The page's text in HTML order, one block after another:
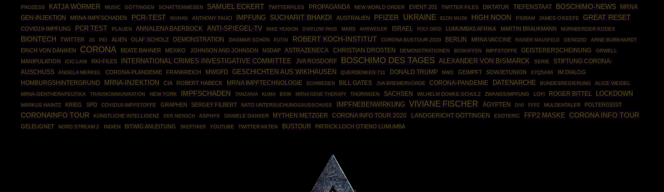
PROZESS
KATJA WÖRMER MUSIC GÖTTINGEN SCHATTENWESEN SAMUEL ECKERT TWITTERFILES PROPAGANDA NEW WORLD ORDER EVENT 201 TWITTER FILES DIKTATUR TIEFENSTAAT BOSCHIMO-NEWS
MRNA
GEN-INJEKTION
MRNA-IMPFSCHADEN PCR-TEST WUHAN ANTHONY FAUCI IMPFUNG SUCHARIT BHAKDI AUSTRALIEN PFIZER UKRAINE ELON MUSK HIGH NOON PSIRAM JAMES O'KEEFE GREAT RESET
COVID19-IMPFUNG PCR TEST PLAUEN ANNALENA BAERBOCK ANTI-SPIEGEL-TV MIKE YEADON DYATLOW PASS MARS AHRWEILER ISRAEL POLY GRID LUMUMBAS AFRIKA MARTIN BRAUKMANN NÜRNBERGER KODEX
BIONTECH TWITTER 2G PEI ALIEN OLAF SCHOLZ DEMONSTRATION DAGMAR SCHÖN PUTIN ROBERT KOCH-INSTITUT CORONA BUSTOUR 2020 BERLIN MRNA VACCINE RAINER MAUSFELD GENOZID ARNE BURKHARDT
ERICH VON DÄNIKEN CORONA BEATE BAHNER MEXIKO JOHNSON AND JOHNSON NSDAP ASTRAZENECA CHRISTIAN DROSTEN DEMONSTRATIONEN BIOWAFFEN IMPFSTOFFE GEISTERERSCHEINUNG ORWELL
MANIPULATION ICIC.LAW RKI-FILES INTERNATIONAL CRIMES INVESTIGATIVE COMMITTEE JVA ROSDORF BOSCHIMO DES TAGES ALEXANDER VON BISMARCK SERIE
STIFTUNG CORONA-
AUSCHUSS
ANGELA MERKEL CORONA-PLANDEMIE FRANKREICH MWGFD GESCHICHTEN AUS WIKIHAUSEN QUERDENKEN 711 DONALD TRUMP NWO GEIMPFT SOWJETUNION X7Q5A96 IM DIALOG
HOMBURGSHINTERGRUND MRNA-INJEKTION CIA ROBERT HABECK MRNA IMPFTECHNOLOGIE SCHWEDEN BILL GATES JVA BREMERVÖRDE CORONA-PANDEMIE DATENARCHE BUNDESREGIERUNG
ALICE WEIDEL
MRNA-GENTHERAPEUTIKA
TRANSKOMMUNIKATION NEW YORK IMPFSCHADEN TANZANIA KLIMA BSW MRNA GENE THERAPY THÜRINGEN SACHSEN WILHELM DOMKE-SCHULZ ZWANGSIMPFUNG LOFI ROGER BITTEL LOCKDOWN
MARKUS HAINTZ KRIEG SPD COVID19-IMPFSTOFFE GRAPHEN SERGEY FILBERT NATO UNTERSUCHUNGSAUSSCHUSS IMPFNEBENWIRKUNG VIVIANE FISCHER ÄGYPTEN DIVI FFP2 MULDENTALER POLTERGEIST
CORONAINFO TOUR KÜNSTLICHE INTELLIGENZ DER MENSCH ASPHYX DANIELE GANSER MYTHEN METZGER CORONA INFO TOUR 2020 LANDGERICHT GÖTTINGEN ESOTERIC FFP2 MASKE CORONA INFO TOUR
GELEUGNET NORD STREAM 2 INDIEN BITWIG ANLEITUNG SKEPTIKER YOUTUBE TWITTER AKTEN BUSTOUR PATRICK LOCH OTIENO LUMUMBA